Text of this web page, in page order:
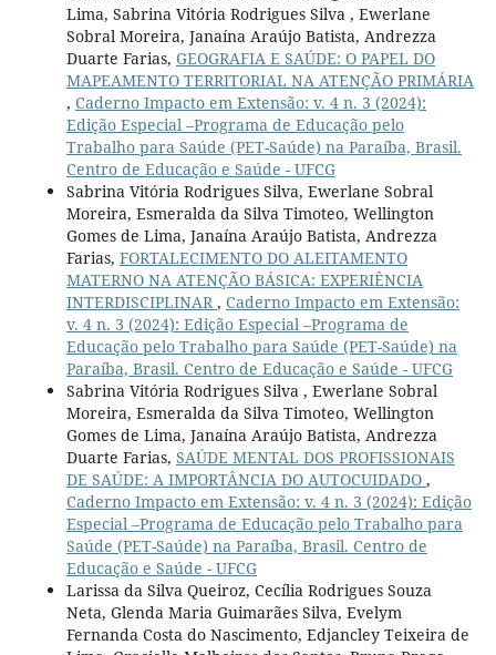
Lima, Sabrina Vitória Rodrigues Silva , Ewerlane
Sobral Moreira, Janaína Araújo Batista, Andrezza
Duarte Farias, GEOGRAFIA E SAÚDE: O PAPEL DO
MAPEAMENTO TERRITORIAL NA ATENÇÃO PRIMÁRIA
, Caderno Impacto em Extensão: v. 4 n. 3 (2024):
Edição Especial –Programa de Educação pelo
Trabalho para Saúde (PET-Saúde) na Paraíba, Brasil.
Centro de Educação e Saúde - UFCG
Sabrina Vitória Rodrigues Silva, Ewerlane Sobral
Moreira, Esmeralda da Silva Timoteo, Wellington
Gomes de Lima, Janaína Araújo Batista, Andrezza
Farias, FORTALECIMENTO DO ALEITAMENTO
MATERNO NA ATENÇÃO BÁSICA: EXPERIÊNCIA
INTERDISCIPLINAR , Caderno Impacto em Extensão:
v. 4 n. 3 (2024): Edição Especial –Programa de
Educação pelo Trabalho para Saúde (PET-Saúde) na
Paraíba, Brasil. Centro de Educação e Saúde - UFCG
Sabrina Vitória Rodrigues Silva , Ewerlane Sobral
Moreira, Esmeralda da Silva Timoteo, Wellington
Gomes de Lima, Janaína Araújo Batista, Andrezza
Duarte Farias, SAÚDE MENTAL DOS PROFISSIONAIS
DE SAÚDE: A IMPORTÂNCIA DO AUTOCUIDADO ,
Caderno Impacto em Extensão: v. 4 n. 3 (2024): Edição
Especial –Programa de Educação pelo Trabalho para
Saúde (PET-Saúde) na Paraíba, Brasil. Centro de
Educação e Saúde - UFCG
Larissa da Silva Queiroz, Cecília Rodrigues Souza
Neta, Glenda Maria Guimarães Silva, Evelym
Fernanda Costa do Nascimento, Edjancley Teixeira de